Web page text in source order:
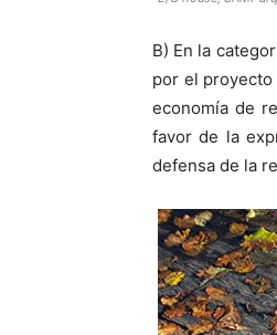
B) En la
por el
economía de
favor de la
defensa de la